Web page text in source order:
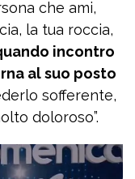
che ami,
la tua roccia,
incontro
al suo posto
sofferente,
doloroso”.